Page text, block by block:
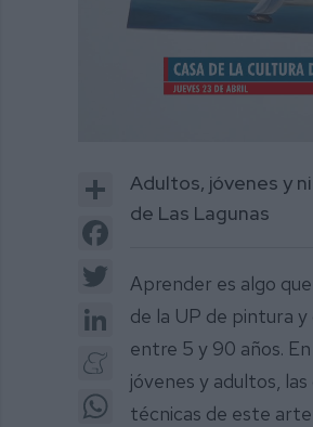
2
minutes,
40
seconds
Share
Facebook
LinkedIn
Meneame
WhatsApp
Adultos, jóvenes y
de Las Lagunas
Aprender es algo
de la UP de pintura
entre 5 y 90 años.
jóvenes y adultos,
técnicas de este arte